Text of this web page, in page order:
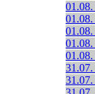
01.08.
01.08.
01.08.
01.08.
01.08.
31.07.
31.07.